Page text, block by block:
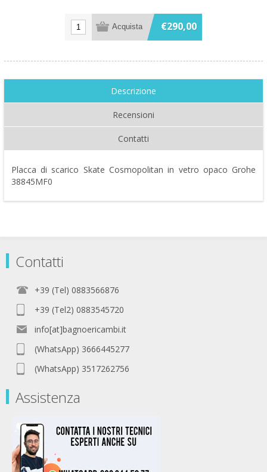
€290,00
Descrizione
Recensioni
Contatti
Placca di scarico Skate Cosmopolitan in vetro opaco Grohe
38845MF0
Contatti
+39 (Tel) 0883566876
+39 (Tel2) 0883545720
info[at]bagnoericambi.it
(WhatsApp) 3666445277
(WhatsApp) 3517262756
Assistenza